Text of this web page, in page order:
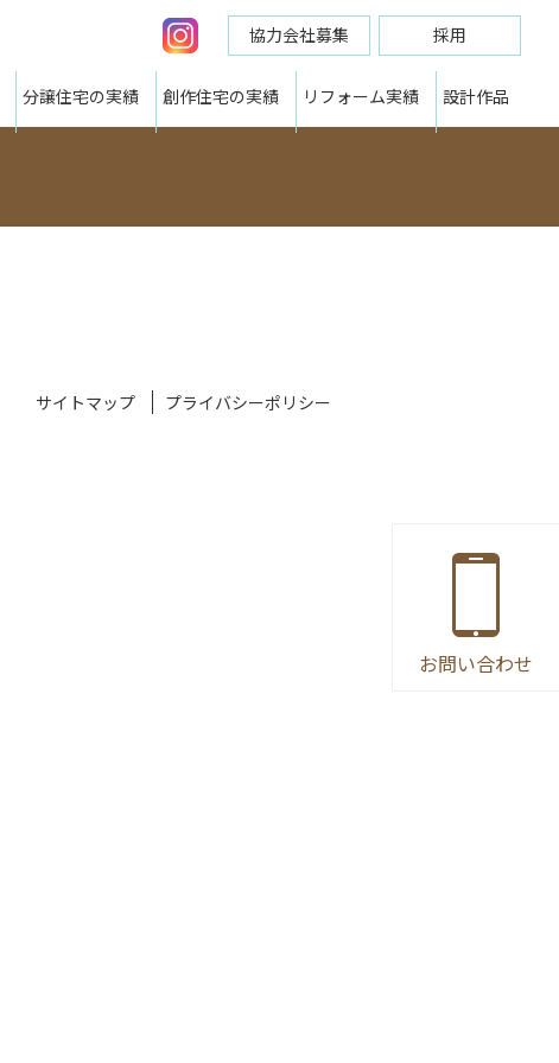
協力会社募集 採用
分譲住宅の実績 創作住宅の実績 リフォーム実績 設計作品
お問い合わせ
サイトマップ プライバシーポリシー